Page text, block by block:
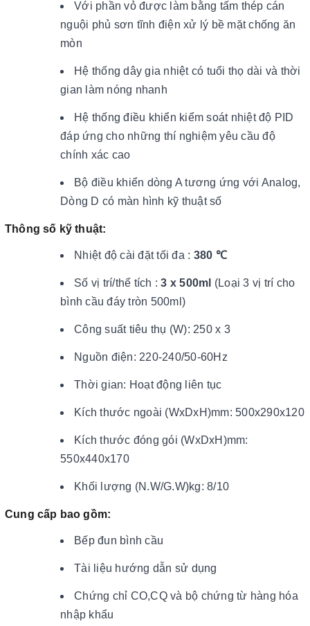
Với phần vỏ được làm bằng tấm thép cán
nguội phủ sơn tĩnh điện xử lý bề mặt chống ăn
mòn
Hệ thống dây gia nhiệt có tuổi thọ dài và thời
gian làm nóng nhanh
Hệ thống điều khiển kiểm soát nhiệt độ PID
đáp ứng cho những thí nghiệm yêu cầu độ
chính xác cao
Bộ điều khiển dòng A tương ứng với Analog,
Dòng D có màn hình kỹ thuật số
Thông số kỹ thuật:
Nhiệt độ cài đặt tối đa : 380 ℃
Số vị trí/thể tích : 3 x 500ml (Loại 3 vị trí cho
bình cầu đáy tròn 500ml)
Công suất tiêu thụ (W): 250 x 3
Nguồn điện: 220-240/50-60Hz
Thời gian: Hoạt động liên tục
Kích thước ngoài (WxDxH)mm: 500x290x120
Kích thước đóng gói (WxDxH)mm:
550x440x170
Khối lượng (N.W/G.W)kg: 8/10
Cung cấp bao gồm:
Bếp đun bình cầu
Tài liệu hướng dẫn sử dụng
Chứng chỉ CO,CQ và bộ chứng từ hàng hóa
nhập khẩu